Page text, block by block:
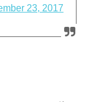
23, 2017